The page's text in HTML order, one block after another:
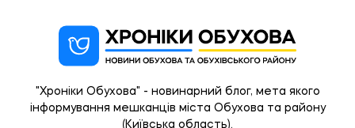
"Хроніки Обухова" - новинарний блог, мета якого
інформування мешканців міста Обухова та району
(Київська область).